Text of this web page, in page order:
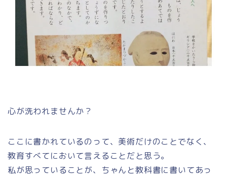
心が洗われませんか？
ここに書かれているのって、美術だけのことでなく、
教育すべてにおいて言えることだと思う。
私が思っていることが、ちゃんと教科書に書いてあっ